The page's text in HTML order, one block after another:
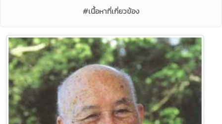
#เนื้อหาที่เกี่ยวข้อง